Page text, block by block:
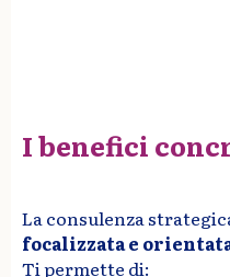
I benefici
La consulenza
focalizzata e
Ti permette di: